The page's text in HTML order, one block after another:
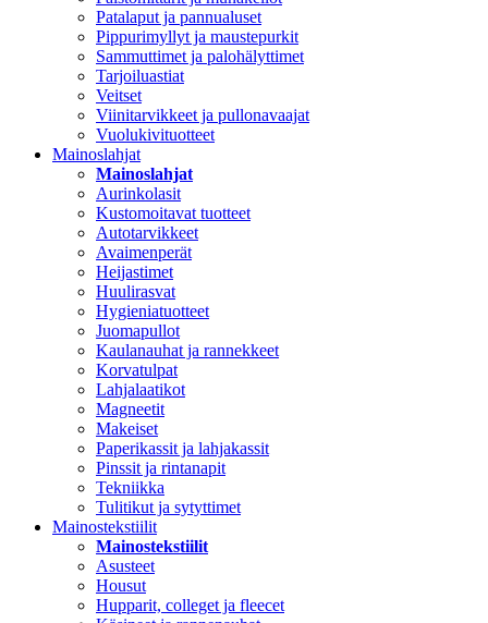
Patalaput ja pannualuset
Pippurimyllyt ja maustepurkit
Sammuttimet ja palohälyttimet
Tarjoiluastiat
Veitset
Viinitarvikkeet ja pullonavaajat
Vuolukivituotteet
Mainoslahjat
Mainoslahjat
Aurinkolasit
Kustomoitavat tuotteet
Autotarvikkeet
Avaimenperät
Heijastimet
Huulirasvat
Hygieniatuotteet
Juomapullot
Kaulanauhat ja rannekkeet
Korvatulpat
Lahjalaatikot
Magneetit
Makeiset
Paperikassit ja lahjakassit
Pinssit ja rintanapit
Tekniikka
Tulitikut ja sytyttimet
Mainostekstiilit
Mainostekstiilit
Asusteet
Housut
Hupparit, colleget ja fleecet